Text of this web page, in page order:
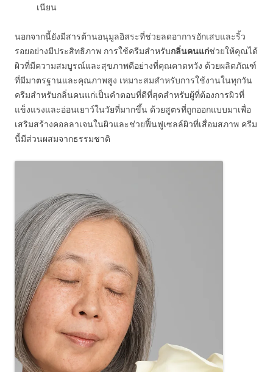
เนียน
นอกจากนี้ยังมีสารต้านอนุมูลอิสระที่ช่วยลดอาการอักเสบและริ้ว
รอยอย่างมีประสิทธิภาพ การใช้ครีมสำหรับกลิ่นคนแก่ช่วยให้คุณได้
ผิวที่มีความสมบูรณ์และสุขภาพดีอย่างที่คุณคาดหวัง ด้วยผลิตภัณฑ์
ที่มีมาตรฐานและคุณภาพสูง เหมาะสมสำหรับการใช้งานในทุกวัน
ครีมสำหรับกลิ่นคนแก่เป็นคำตอบที่ดีที่สุดสำหรับผู้ที่ต้องการผิวที่
แข็งแรงและอ่อนเยาว์ในวัยที่มากขึ้น ด้วยสูตรที่ถูกออกแบบมาเพื่อ
เสริมสร้างคอลลาเจนในผิวและช่วยฟื้นฟูเซลล์ผิวที่เสื่อมสภาพ ครีม
นี้มีส่วนผสมจากธรรมชาติ